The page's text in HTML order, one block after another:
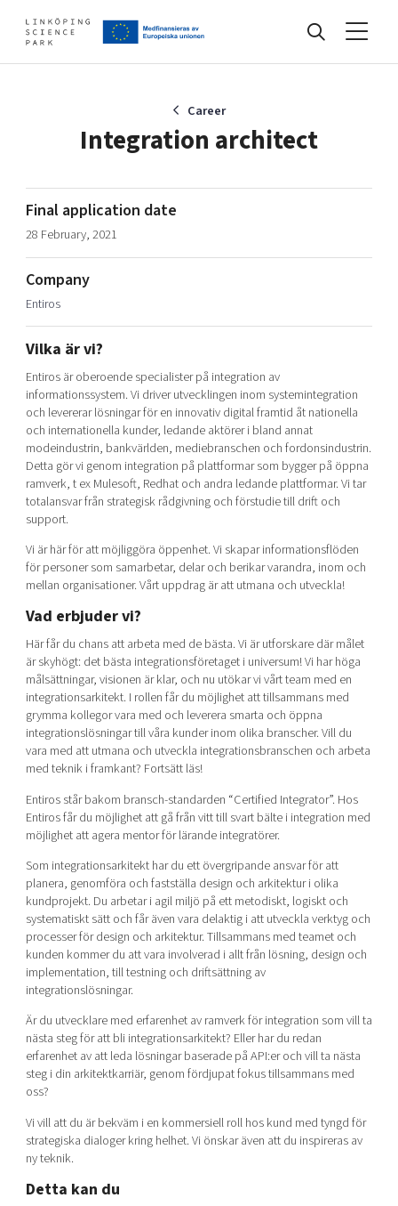
Artificial intelligence
Cybersecurity
Internet of Things
Global talent
Visual technologies
Shaping cities and regions
Bright East
East Sweden Tech Women
Reversed mentorship
Current offers and activities
Develop your company
Upgrade your skills & master new ones
Tech startups
Upscaling
Talent & skills
Startup & industry collaboration
Offers to boost your business
Funding opportunities
About
Our story, mission & vision
Our community of companies
Projects
Publications
Project toolbox
Our clusters
Reach out to us
Locations
40 years anniversary
Today's lunch in Mjärdevi
Career
Integration architect
Final application date
28 February, 2021
Company
Entiros
Vilka är vi?
Entiros är oberoende specialister på integration av
informationssystem. Vi driver utvecklingen inom systemintegration
och levererar lösningar för en innovativ digital framtid åt nationella
och internationella kunder, ledande aktörer i bland annat
modeindustrin, bankvärlden, mediebranschen och fordonsindustrin.
Detta gör vi genom integration på plattformar som bygger på öppna
ramverk, t ex Mulesoft, Redhat och andra ledande plattformar. Vi tar
totalansvar från strategisk rådgivning och förstudie till drift och
support.
Vi är här för att möjliggöra öppenhet. Vi skapar informationsflöden
för personer som samarbetar, delar och berikar varandra, inom och
mellan organisationer. Vårt uppdrag är att utmana och utveckla!
Vad erbjuder vi?
Här får du chans att arbeta med de bästa. Vi är utforskare där målet
är skyhögt: det bästa integrationsföretaget i universum! Vi har höga
målsättningar, visionen är klar, och nu utökar vi vårt team med en
integrationsarkitekt. I rollen får du möjlighet att tillsammans med
grymma kollegor vara med och leverera smarta och öppna
integrationslösningar till våra kunder inom olika branscher. Vill du
vara med att utmana och utveckla integrationsbranschen och arbeta
med teknik i framkant? Fortsätt läs!
Entiros står bakom bransch-standarden “Certified Integrator”. Hos
Entiros får du möjlighet att gå från vitt till svart bälte i integration med
möjlighet att agera mentor för lärande integratörer.
Som integrationsarkitekt har du ett övergripande ansvar för att
planera, genomföra och fastställa design och arkitektur i olika
kundprojekt. Du arbetar i agil miljö på ett metodiskt, logiskt och
systematiskt sätt och får även vara delaktig i att utveckla verktyg och
processer för design och arkitektur. Tillsammans med teamet och
kunden kommer du att vara involverad i allt från lösning, design och
implementation, till testning och driftsättning av
integrationslösningar.
Är du utvecklare med erfarenhet av ramverk för integration som vill ta
nästa steg för att bli integrationsarkitekt? Eller har du redan
erfarenhet av att leda lösningar baserade på API:er och vill ta nästa
steg i din arkitektkarriär, genom fördjupat fokus tillsammans med
oss?
Vi vill att du är bekväm i en kommersiell roll hos kund med tyngd för
strategiska dialoger kring helhet. Vi önskar även att du inspireras av
ny teknik.
Detta kan du